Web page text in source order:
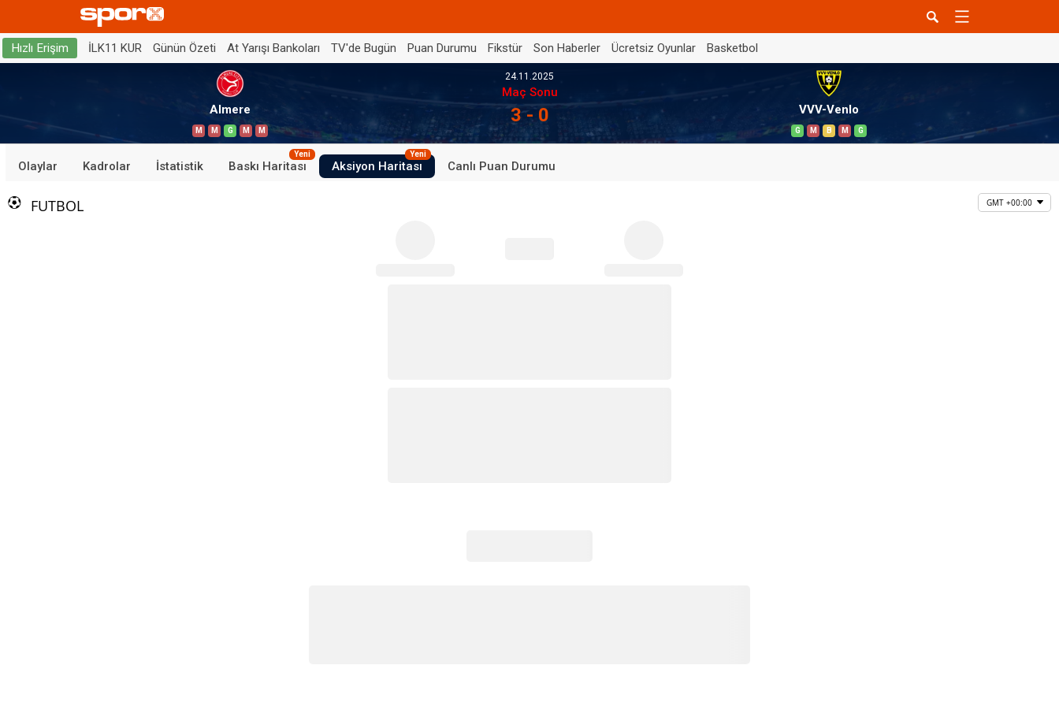
Hızlı Erişim İLK11 KUR Günün Özeti At Yarışı Bankoları TV'de Bugün Puan Durumu Fikstür Son Haberler Ücretsiz Oyunlar Basketbol
Almere
M M G M M
24.11.2025
Maç Sonu
3 - 0 VVV-Venlo
G M B M G
Olaylar Kadrolar İstatistik Baskı Haritası
Yeni
Aksiyon Haritası
Yeni
Canlı Puan Durumu
FUTBOL GMT +00:00